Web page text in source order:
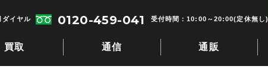
買取 通信 通販
ダイヤル 0120-459-041 受付時間：10:00～20:00(定休無し)